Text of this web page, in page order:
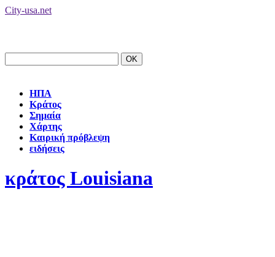
City-usa.net
ΗΠΑ
Κράτος
Σημαία
Χάρτης
Καιρική πρόβλεψη
ειδήσεις
κράτος Louisiana